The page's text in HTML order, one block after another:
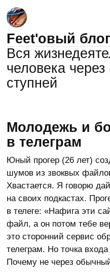
Feet'овый блог
Вся
человека
ступней
Молодежь и
в телеграм
Юный прогер (26 лет)
шумов из звоквых
Хвастается. Я говорю
на своих подкастах.
в телеге: «Нафига эти
файл, а он потом тебе
это сторонний сервис
телеграм. Но точка
Почему не через